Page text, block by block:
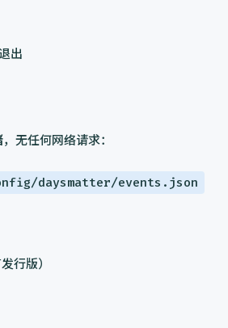
出
，无任何网络请求：
daysmatter/events.json
行版）